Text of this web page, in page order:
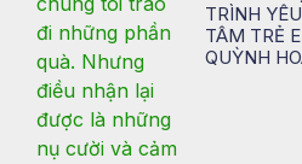
TRÌNH
TÂM TRẺ
QUỲNH